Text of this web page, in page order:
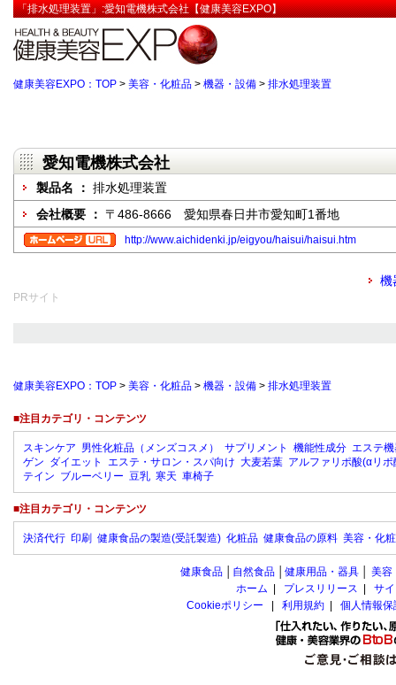
「排水処理装置」:愛知電機株式会社【健康美容EXPO】
健康美容EXPO：TOP > 美容・化粧品 > 機器・設備 > 排水処理装置
愛知電機株式会社
製品名 ： 排水処理装置
会社概要 ： 〒486-8666 愛知県春日井市愛知町1番地
http://www.aichidenki.jp/eigyou/haisui/haisui.htm
機
PRサイト
健康美容EXPO：TOP > 美容・化粧品 > 機器・設備 > 排水処理装置
■注目カテゴリ・コンテンツ
スキンケア 男性化粧品（メンズコスメ） サプリメント 機能性成分 エステ
ゲン ダイエット エステ・サロン・スパ向け 大麦若葉 アルファリポ酸(αリポ
テイン ブルーベリー 豆乳 寒天 車椅子
■注目カテゴリ・コンテンツ
決済代行 印刷 健康食品の製造(受託製造) 化粧品 健康食品の原料 美容・化
健康食品 自然食品 健康用品・器具 美容
ホーム
プレスリリース
サ
Cookieポリシー
利用規約 個人情報